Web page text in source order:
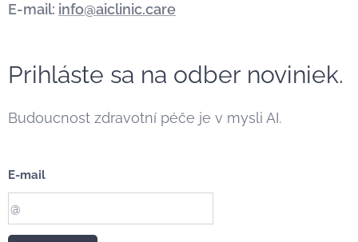
E-mail: info@aiclinic.care
Prihláste sa na odber noviniek.
Budoucnost zdravotní péče je v mysli AI.
E-mail